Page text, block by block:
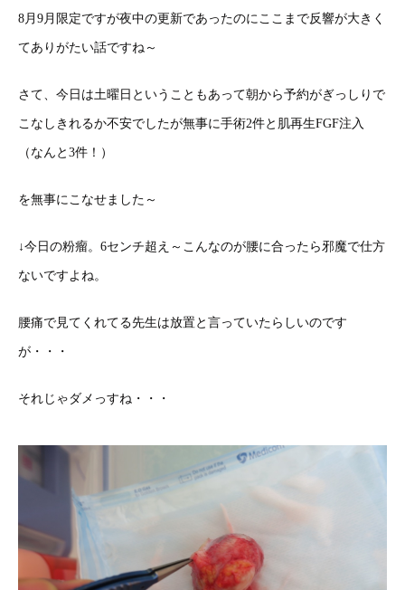
8月9月限定ですが夜中の更新であったのにここまで反響が大きく
てありがたい話ですね～
さて、今日は土曜日ということもあって朝から予約がぎっしりで
こなしきれるか不安でしたが無事に手術2件と肌再生FGF注入
（なんと3件！）
を無事にこなせました～
↓今日の粉瘤。6センチ超え～こんなのが腰に合ったら邪魔で仕方
ないですよね。
腰痛で見てくれてる先生は放置と言っていたらしいのです
が・・・
それじゃダメっすね・・・